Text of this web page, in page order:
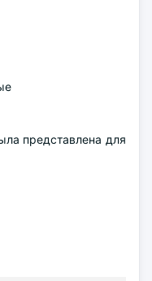
представлена для